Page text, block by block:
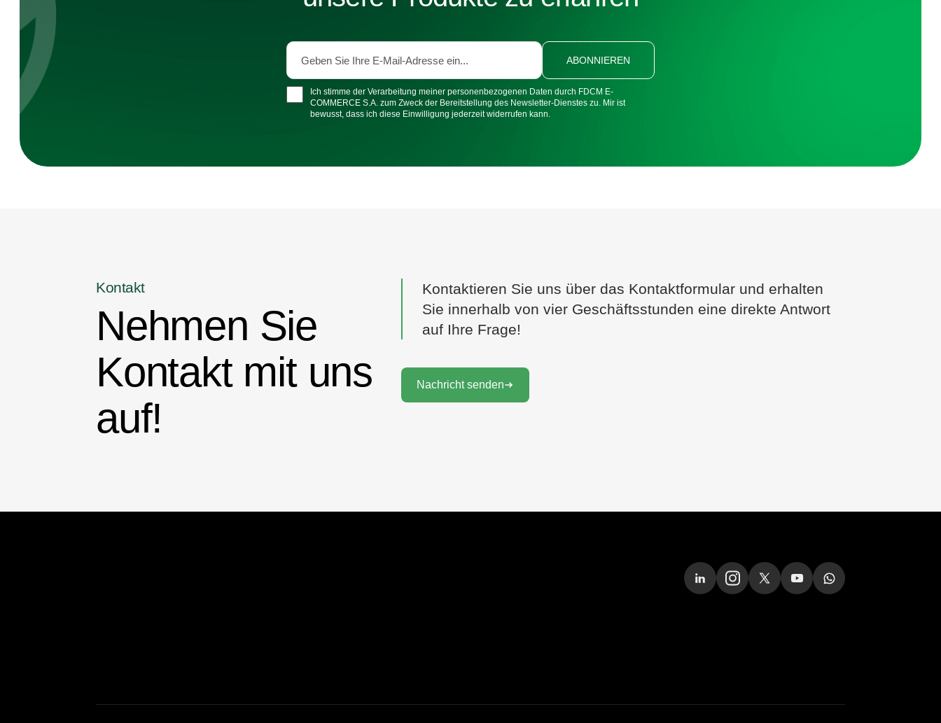
Ich stimme der Verarbeitung meiner personenbezogenen Daten durch FDCM E-
COMMERCE S.A. zum Zweck der Bereitstellung des Newsletter-Dienstes zu. Mir ist
bewusst, dass ich diese Einwilligung jederzeit widerrufen kann.
ABONNIEREN
Kontakt
Nehmen Sie
Kontakt mit uns
auf!
Kontaktieren Sie uns über das Kontaktformular und erhalten
Sie innerhalb von vier Geschäftsstunden eine direkte Antwort
auf Ihre Frage!
Nachricht senden